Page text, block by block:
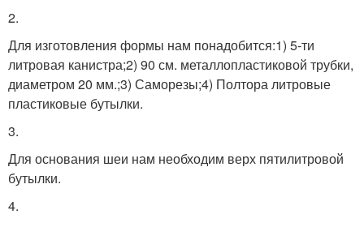
2.
Для изготовления формы нам понадобится:1) 5-ти
литровая канистра;2) 90 см. металлопластиковой трубки,
диаметром 20 мм.;3) Саморезы;4) Полтора литровые
пластиковые бутылки.
3.
Для основания шеи нам необходим верх пятилитровой
бутылки.
4.